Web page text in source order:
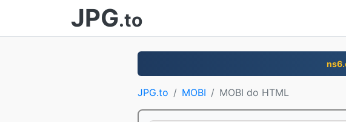
JPG.to
JPG.to MOBI MOBI do HTML